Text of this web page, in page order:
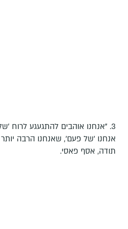
3. "אנחנו אוהבים להתגעגע לרוח
אנחנו 'של פעם', שאנחנו הרבה
תודה, אסף פאסי.